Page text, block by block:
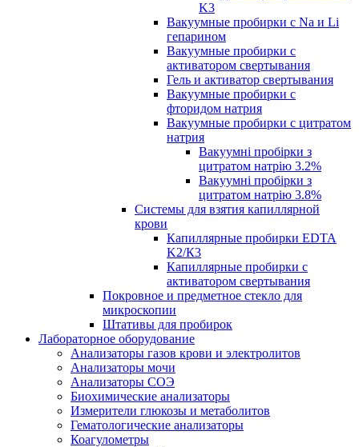
K3
Вакуумные пробирки с Na и Li
гепарином
Вакуумные пробирки с
активатором свертывания
Гель и активатор свертывания
Вакуумные пробирки с
фторидом натрия
Вакуумные пробирки с цитратом
натрия
Вакуумні пробірки з
цитратом натрію 3.2%
Вакуумні пробірки з
цитратом натрію 3.8%
Системы для взятия капиллярной
крови
Капиллярные пробирки EDTA
K2/К3
Капиллярные пробирки с
активатором свертывания
Покровное и предметное стекло для
микроскопии
Штативы для пробирок
Лабораторное оборудование
Анализаторы газов крови и электролитов
Анализаторы мочи
Анализаторы СОЭ
Биохимические анализаторы
Измерители глюкозы и метаболитов
Гематологические анализаторы
Коагулометры